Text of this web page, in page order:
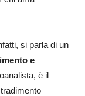
si parla di un
e
è il